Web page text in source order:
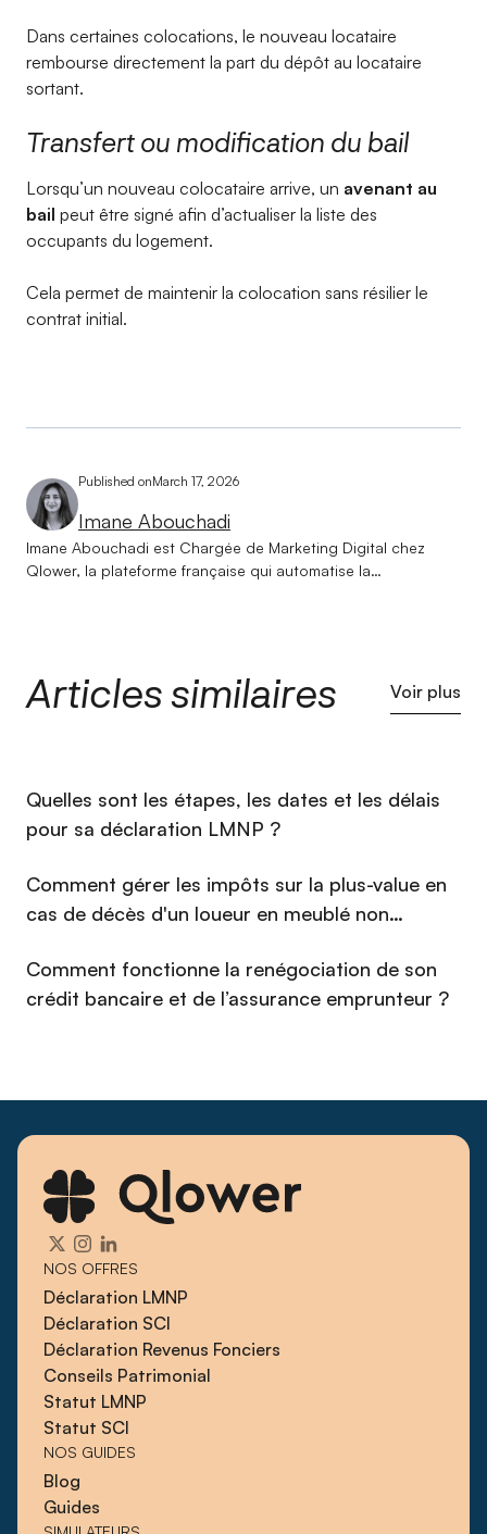
Dans certaines colocations, le nouveau locataire
rembourse directement la part du dépôt au locataire
sortant.
Transfert ou modification du bail
Lorsqu’un nouveau colocataire arrive, un avenant au
bail peut être signé afin d’actualiser la liste des
occupants du logement.
Cela permet de maintenir la colocation sans résilier le
contrat initial.
Published onMarch 17, 2026
Imane Abouchadi
Imane Abouchadi est Chargée de Marketing Digital chez
Qlower, la plateforme française qui automatise la
moteurs d'une croissance durable. Depuis son arrivée chez
Qlower, elle s'emploie à faire de la marque une référence
et curieuse, Imane a pour objectif de construire une
communauté de propriétaires bailleurs éclairés, en plaçant la
compréhension de son audience au cœur de chaque action.
Articles similaires Voir plus
⁠Quelles sont les étapes, les dates et les délais
pour sa déclaration LMNP ?
Comment gérer les impôts sur la plus-value en
cas de décès d'un loueur en meublé non
Comment fonctionne la renégociation de son
crédit bancaire et de l’assurance emprunteur ?
NOS OFFRES
Déclaration LMNP
Déclaration SCI
Déclaration Revenus Fonciers
Conseils Patrimonial
Statut LMNP
Statut SCI
NOS GUIDES
Blog
Guides